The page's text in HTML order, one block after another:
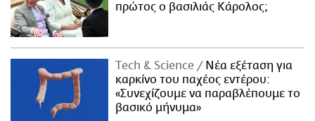
πρώτος ο βασιλιάς Κάρολος;
Τech & Science
Νέα εξέταση για
καρκίνο του παχέος εντέρου:
«Συνεχίζουμε να παραβλέπουμε το
βασικό μήνυμα»